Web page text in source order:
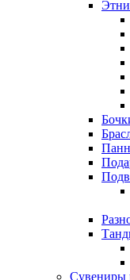
Сувениры